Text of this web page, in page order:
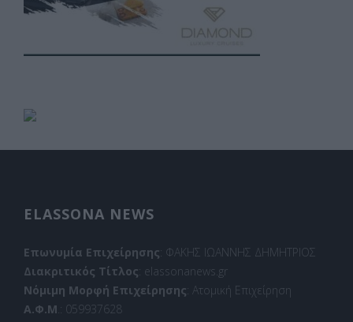
ELASSONA NEWS
Επωνυμία Επιχείρησης: ΦΑΚΗΣ ΙΩΑΝΝΗΣ ΔΗΜΗΤΡΙΟΣ
Διακριτικός Τίτλος: elassonanews.gr
Νόμιμη Μορφή Επιχείρησης: Ατομική Επιχείρηση
Α.Φ.Μ .: 059937628